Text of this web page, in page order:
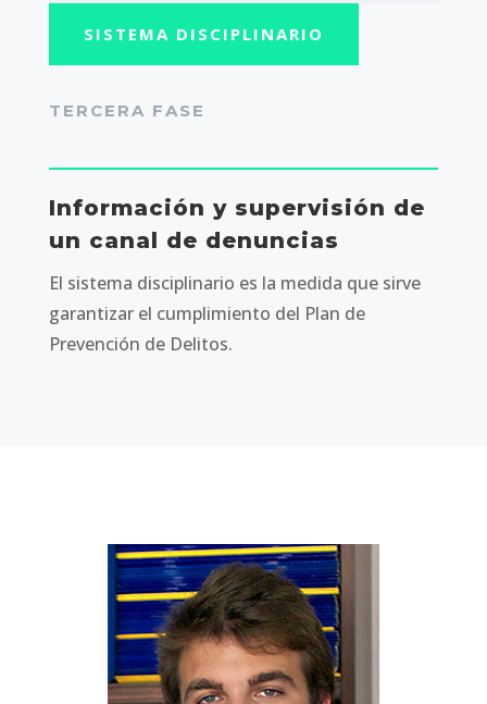
SISTEMA DISCIPLINARIO
TERCERA FASE
Información y supervisión de
un canal de denuncias
El sistema disciplinario es la medida que sirve
garantizar el cumplimiento del Plan de
Prevención de Delitos.